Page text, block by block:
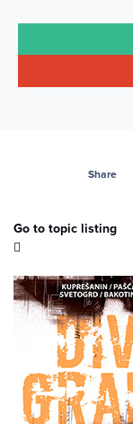
Share
Go to topic listing